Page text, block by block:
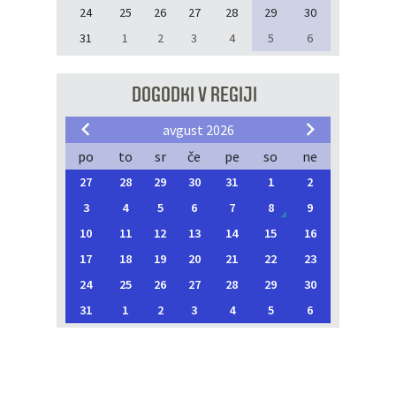
24
25 26 27 28 29
30
31
1 2 3 4 5 6
DOGODKI V REGIJI
avgust 2026
po
to sr če pe so ne
27 28 29 30 31 1
2
3
4 5 6 7 8
9
10
11 12 13 14 15
16
17
18 19 20 21 22
23
24
25 26 27 28 29
30
31
1 2 3 4 5 6